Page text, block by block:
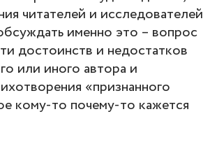
читателей и исследователей
именно это – вопрос
достоинств и недостатков
или иного автора и
«признанного
кому-то почему-то кажется